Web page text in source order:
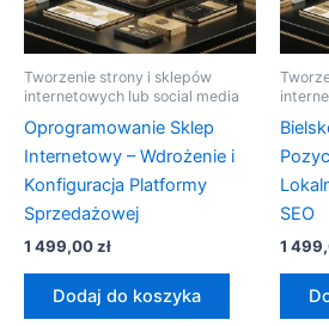
Tworzenie strony i sklepów
internetowych lub social media
Oprogramowanie Sklep
Internetowy – Wdrożenie i
Konfiguracja Platformy
Sprzedażowej
1 499,00zł
Dodaj do koszyka
SEO
1